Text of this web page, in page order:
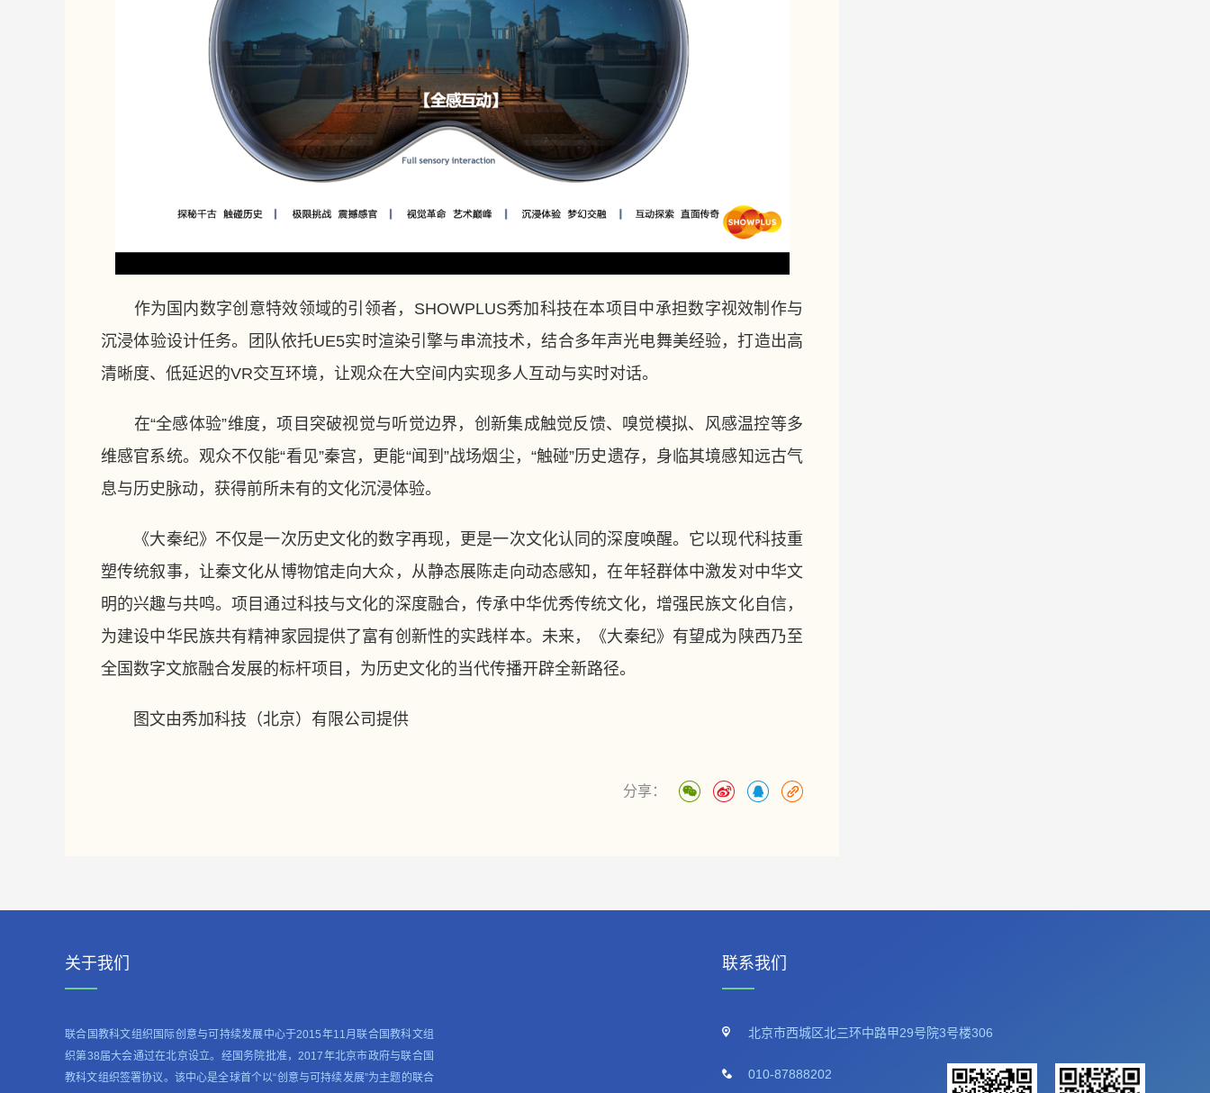
作为国内数字创意特效领域的引领者，SHOWPLUS秀加科技在本项目中承担数字视效制作与
沉浸体验设计任务。团队依托UE5实时渲染引擎与串流技术，结合多年声光电舞美经验，打造出高
清晰度、低延迟的VR交互环境，让观众在大空间内实现多人互动与实时对话。
在“全感体验”维度，项目突破视觉与听觉边界，创新集成触觉反馈、嗅觉模拟、风感温控等多
维感官系统。观众不仅能“看见”秦宫，更能“闻到”战场烟尘，“触碰”历史遗存，身临其境感知远古气
息与历史脉动，获得前所未有的文化沉浸体验。
《大秦纪》不仅是一次历史文化的数字再现，更是一次文化认同的深度唤醒。它以现代科技重
塑传统叙事，让秦文化从博物馆走向大众，从静态展陈走向动态感知，在年轻群体中激发对中华文
明的兴趣与共鸣。项目通过科技与文化的深度融合，传承中华优秀传统文化，增强民族文化自信，
为建设中华民族共有精神家园提供了富有创新性的实践样本。未来，《大秦纪》有望成为陕西乃至
全国数字文旅融合发展的标杆项目，为历史文化的当代传播开辟全新路径。
图文由秀加科技（北京）有限公司提供
分享：
关于我们
联合国教科文组织国际创意与可持续发展中心于2015年11月联合国教科文组
织第38届大会通过在北京设立。经国务院批准，2017年北京市政府与联合国
教科文组织签署协议。该中心是全球首个以“创意与可持续发展”为主题的联合
联系我们
北京市西城区北三环中路甲29号院3号楼306
010-87888202